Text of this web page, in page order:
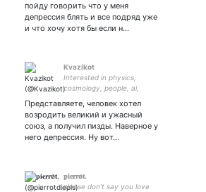
пойду говорить что у меня
депрессия блять и все подряд уже
и что хочу хотя бы если н…
Kvazikot
Interested in physics,
cosmology, people, ai,
many other aspects of live.
Представляете, человек хотел
возродить великий и ужасный
союз, а получил пизды. Наверное у
него депрессия. Ну вот…
𝐩𝐢𝐞𝐫𝐫ø𝐭.
please don't say you love